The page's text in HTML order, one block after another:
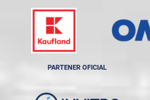
PARTENER OFICIAL